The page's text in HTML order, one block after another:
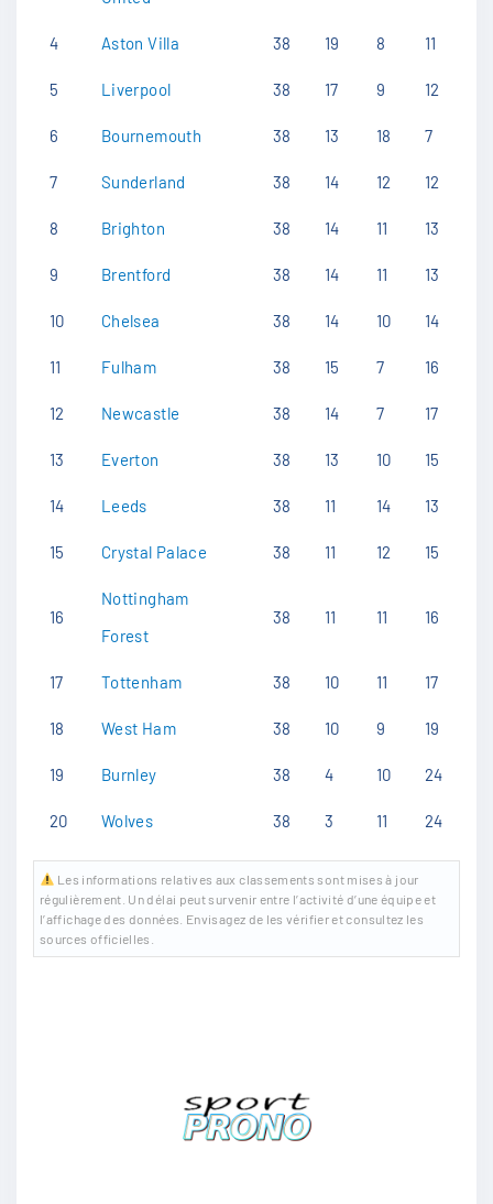
4 Aston Villa 38 19 8 11
5 Liverpool 38 17 9 12
6 Bournemouth 38 13 18 7
7 Sunderland 38 14 12 12
8 Brighton 38 14 11 13
9 Brentford 38 14 11 13
10 Chelsea 38 14 10 14
11 Fulham 38 15 7 16
12 Newcastle 38 14 7 17
13 Everton 38 13 10 15
14 Leeds 38 11 14 13
15 Crystal Palace 38 11 12 15
16
Nottingham
Forest
38 11 11 16
17 Tottenham 38 10 11 17
18 West Ham 38 10 9 19
19 Burnley 38 4 10 24
20 Wolves 38 3 11 24
Les informations relatives aux classements sont mises à jour
régulièrement. Un délai peut survenir entre l’activité d’une équipe et
l’affichage des données. Envisagez de les vérifier et consultez les
sources officielles.